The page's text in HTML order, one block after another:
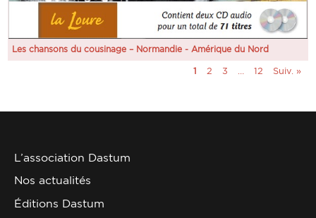
Les chansons du cousinage – Normandie - Amérique du Nord
1 2 3 12 Suiv. »
L’association Dastum
Nos actualités
Éditions Dastum